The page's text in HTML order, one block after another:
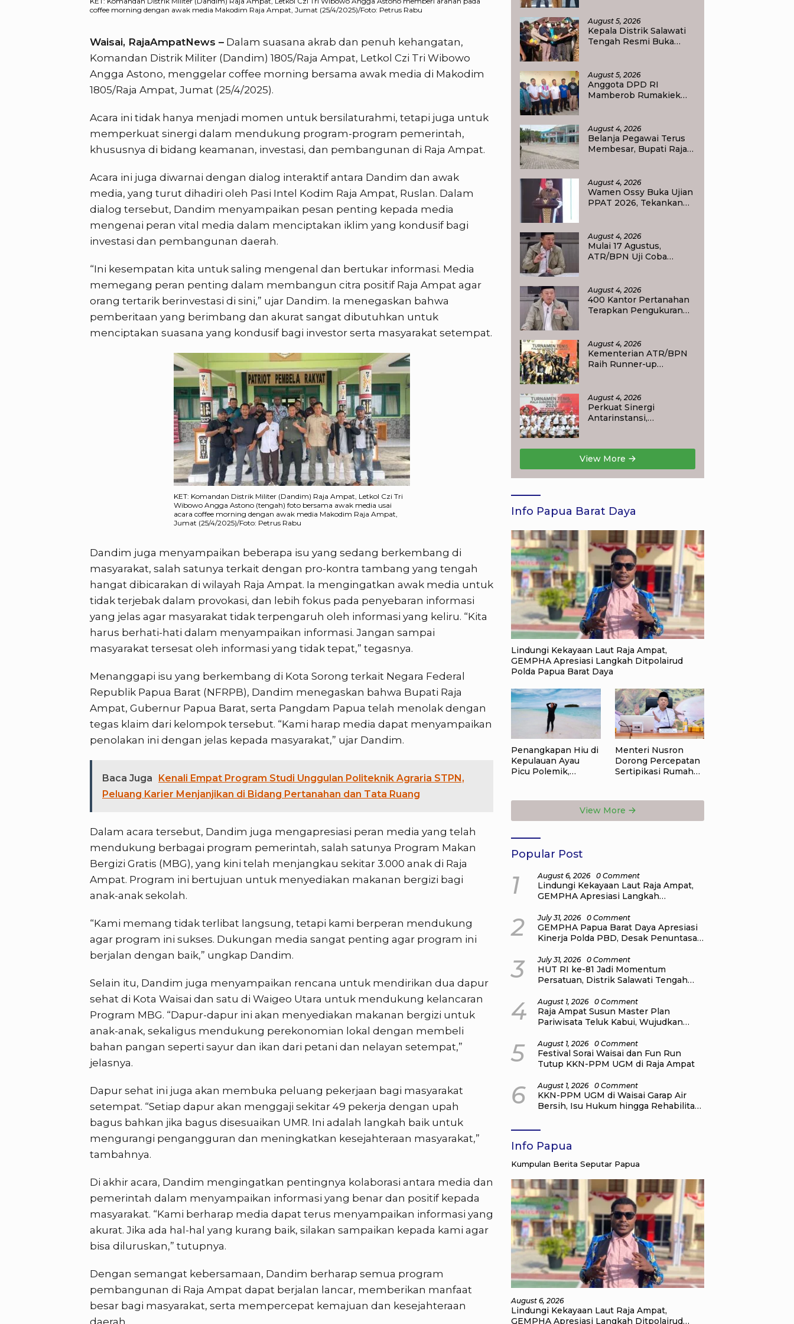
coffee morning dengan awak media Makodim Raja Ampat, Jumat (25/4/2025)/Foto: Petrus Rabu
Waisai, RajaAmpatNews – Dalam suasana akrab dan penuh kehangatan,
Komandan Distrik Militer (Dandim) 1805/Raja Ampat, Letkol Czi Tri Wibowo
Angga Astono, menggelar coffee morning bersama awak media di Makodim
1805/Raja Ampat, Jumat (25/4/2025).
Acara ini tidak hanya menjadi momen untuk bersilaturahmi, tetapi juga untuk
memperkuat sinergi dalam mendukung program-program pemerintah,
khususnya di bidang keamanan, investasi, dan pembangunan di Raja Ampat.
Acara ini juga diwarnai dengan dialog interaktif antara Dandim dan awak
media, yang turut dihadiri oleh Pasi Intel Kodim Raja Ampat, Ruslan. Dalam
dialog tersebut, Dandim menyampaikan pesan penting kepada media
mengenai peran vital media dalam menciptakan iklim yang kondusif bagi
investasi dan pembangunan daerah.
“Ini kesempatan kita untuk saling mengenal dan bertukar informasi. Media
memegang peran penting dalam membangun citra positif Raja Ampat agar
orang tertarik berinvestasi di sini,” ujar Dandim. Ia menegaskan bahwa
pemberitaan yang berimbang dan akurat sangat dibutuhkan untuk
menciptakan suasana yang kondusif bagi investor serta masyarakat setempat.
KET: Komandan Distrik Militer (Dandim) Raja Ampat, Letkol Czi Tri
Wibowo Angga Astono (tengah) foto bersama awak media usai
acara coffee morning dengan awak media Makodim Raja Ampat,
Jumat (25/4/2025)/Foto: Petrus Rabu
Dandim juga menyampaikan beberapa isu yang sedang berkembang di
masyarakat, salah satunya terkait dengan pro-kontra tambang yang tengah
hangat dibicarakan di wilayah Raja Ampat. Ia mengingatkan awak media untuk
tidak terjebak dalam provokasi, dan lebih fokus pada penyebaran informasi
yang jelas agar masyarakat tidak terpengaruh oleh informasi yang keliru. “Kita
harus berhati-hati dalam menyampaikan informasi. Jangan sampai
masyarakat tersesat oleh informasi yang tidak tepat,” tegasnya.
Menanggapi isu yang berkembang di Kota Sorong terkait Negara Federal
Republik Papua Barat (NFRPB), Dandim menegaskan bahwa Bupati Raja
Ampat, Gubernur Papua Barat, serta Pangdam Papua telah menolak dengan
tegas klaim dari kelompok tersebut. “Kami harap media dapat menyampaikan
penolakan ini dengan jelas kepada masyarakat,” ujar Dandim.
Baca Juga
Kenali Empat Program Studi Unggulan Politeknik Agraria STPN,
Peluang Karier Menjanjikan di Bidang Pertanahan dan Tata Ruang
Dalam acara tersebut, Dandim juga mengapresiasi peran media yang telah
mendukung berbagai program pemerintah, salah satunya Program Makan
Bergizi Gratis (MBG), yang kini telah menjangkau sekitar 3.000 anak di Raja
Ampat. Program ini bertujuan untuk menyediakan makanan bergizi bagi
anak-anak sekolah.
“Kami memang tidak terlibat langsung, tetapi kami berperan mendukung
agar program ini sukses. Dukungan media sangat penting agar program ini
berjalan dengan baik,” ungkap Dandim.
Selain itu, Dandim juga menyampaikan rencana untuk mendirikan dua dapur
sehat di Kota Waisai dan satu di Waigeo Utara untuk mendukung kelancaran
Program MBG. “Dapur-dapur ini akan menyediakan makanan bergizi untuk
anak-anak, sekaligus mendukung perekonomian lokal dengan membeli
bahan pangan seperti sayur dan ikan dari petani dan nelayan setempat,”
jelasnya.
Dapur sehat ini juga akan membuka peluang pekerjaan bagi masyarakat
setempat. “Setiap dapur akan menggaji sekitar 49 pekerja dengan upah
bagus bahkan jika bagus disesuaikan UMR. Ini adalah langkah baik untuk
mengurangi pengangguran dan meningkatkan kesejahteraan masyarakat,”
tambahnya.
Di akhir acara, Dandim mengingatkan pentingnya kolaborasi antara media dan
pemerintah dalam menyampaikan informasi yang benar dan positif kepada
masyarakat. “Kami berharap media dapat terus menyampaikan informasi yang
akurat. Jika ada hal-hal yang kurang baik, silakan sampaikan kepada kami agar
bisa diluruskan,” tutupnya.
Dengan semangat kebersamaan, Dandim berharap semua program
pembangunan di Raja Ampat dapat berjalan lancar, memberikan manfaat
besar bagi masyarakat, serta mempercepat kemajuan dan kesejahteraan
daerah.
Pendidikan
August 5, 2026
Kepala Distrik Salawati
Tengah Resmi Buka
ke-81, Sportivitas Jadi
Pesan Utama
August 5, 2026
Anggota DPD RI
Mamberob Rumakiek
Baru dan Anak Kurang
Mampu
August 4, 2026
Belanja Pegawai Terus
Membesar, Bupati Raja
August 4, 2026
Wamen Ossy Buka Ujian
PPAT 2026, Tekankan
dalam Layanan
Pertanahan
August 4, 2026
Mulai 17 Agustus,
ATR/BPN Uji Coba
di 15 Kantor Pertanahan
August 4, 2026
400 Kantor Pertanahan
Terapkan Pengukuran
Dapat Kepastian
Layanan
August 4, 2026
Kementerian ATR/BPN
Raih Runner-up
2026
August 4, 2026
Perkuat Sinergi
Antarinstansi,
Turnamen Tenis Piala
Gubernur DKI Jakarta
2026
View More
Info Papua Barat Daya
Lindungi Kekayaan Laut Raja Ampat,
GEMPHA Apresiasi Langkah Ditpolairud
Polda Papua Barat Daya
Penangkapan Hiu di
Kepulauan Ayau
Picu Polemik,
Masa Depan Raja
Menteri Nusron
Dorong Percepatan
Sertipikasi Rumah
Natal bagi
Masyarakat
View More
Popular Post
1 August 6, 2026 0 Comment
Lindungi Kekayaan Laut Raja Ampat,
GEMPHA Apresiasi Langkah
2 July 31, 2026 0 Comment
GEMPHA Papua Barat Daya Apresiasi
Kinerja Polda PBD, Desak Penuntasan
DPR Papua Barat Daya
3 July 31, 2026 0 Comment
HUT RI ke-81 Jadi Momentum
Persatuan, Distrik Salawati Tengah
Budaya
4 August 1, 2026 0 Comment
Raja Ampat Susun Master Plan
Pariwisata Teluk Kabui, Wujudkan
Berkelanjutan
5 August 1, 2026 0 Comment
Festival Sorai Waisai dan Fun Run
Tutup KKN-PPM UGM di Raja Ampat
6 August 1, 2026 0 Comment
KKN-PPM UGM di Waisai Garap Air
Bersih, Isu Hukum hingga Rehabilitasi
Info Papua
Kumpulan Berita Seputar Papua
August 6, 2026
Lindungi Kekayaan Laut Raja Ampat,
GEMPHA Apresiasi Langkah Ditpolairud